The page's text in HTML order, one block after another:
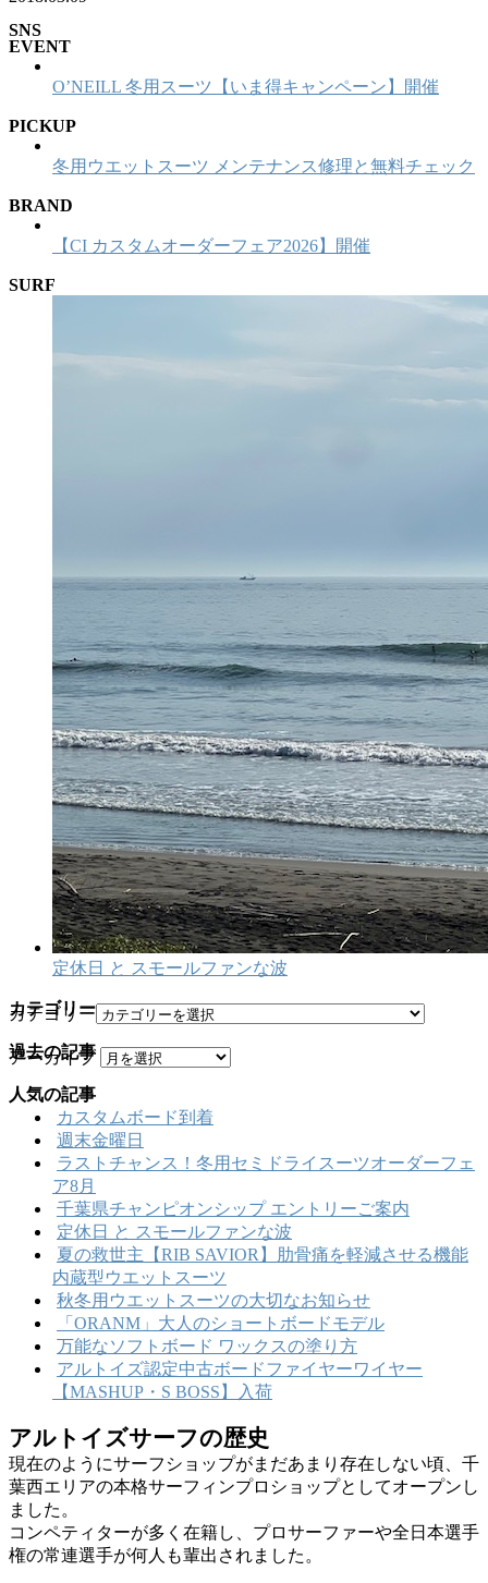
SNS
EVENT
O’NEILL 冬用スーツ【いま得キャンペーン】開催
PICKUP
冬用ウエットスーツ メンテナンス修理と無料チェック
BRAND
【CI カスタムオーダーフェア2026】開催
SURF
定休日 と スモールファンな波
カテゴリー
カテゴリー
過去の記事
アーカイブ
人気の記事
カスタムボード到着
週末金曜日
ラストチャンス！冬用セミドライスーツオーダーフェ
ア8月
千葉県チャンピオンシップ エントリーご案内
定休日 と スモールファンな波
夏の救世主【RIB SAVIOR】肋骨痛を軽減させる機能
内蔵型ウエットスーツ
秋冬用ウエットスーツの大切なお知らせ
「ORANM」大人のショートボードモデル
万能なソフトボード ワックスの塗り方
アルトイズ認定中古ボードファイヤーワイヤー
【MASHUP・S BOSS】入荷
アルトイズサーフの歴史
現在のようにサーフショップがまだあまり存在しない頃、千
葉西エリアの本格サーフィンプロショップとしてオープンし
ました。
コンペティターが多く在籍し、プロサーファーや全日本選手
権の常連選手が何人も輩出されました。